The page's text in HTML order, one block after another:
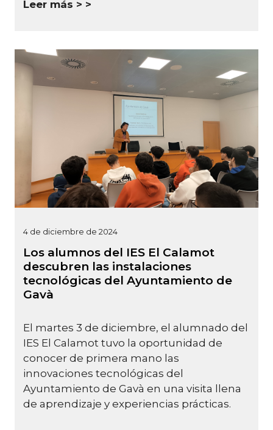
Leer más >
4 de diciembre de 2024
Los alumnos del IES El Calamot
descubren las instalaciones
tecnológicas del Ayuntamiento de
Gavà
El martes 3 de diciembre, el alumnado del
IES El Calamot tuvo la oportunidad de
conocer de primera mano las
innovaciones tecnológicas del
Ayuntamiento de Gavà en una visita llena
de aprendizaje y experiencias prácticas.